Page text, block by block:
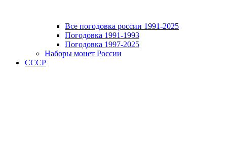
Все погодовка россии 1991-2025
Погодовка 1991-1993
Погодовка 1997-2025
Наборы монет России
СССР